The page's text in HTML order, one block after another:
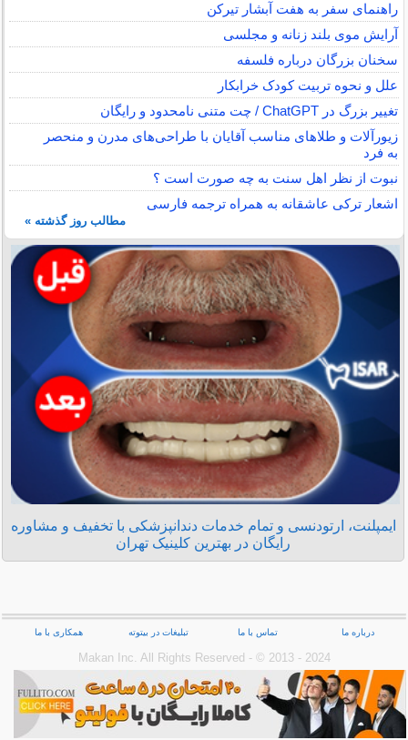
راهنمای سفر به هفت آبشار تیرکن
آرایش موی بلند زنانه و مجلسی
سخنان بزرگان درباره فلسفه
علل و نحوه تربیت کودک خرابکار
تغییر بزرگ در ChatGPT / چت متنی نامحدود و رایگان
زیورآلات و طلاهای مناسب آقایان با طراحی‌های مدرن و منحصر
به فرد
نبوت از نظر اهل سنت به چه صورت است ؟
اشعار ترکی عاشقانه به همراه ترجمه فارسی
مطالب روز گذشته »
ایمپلنت، ارتودنسی و تمام خدمات دندانپزشکی با تخفیف و مشاوره
رایگان در بهترین کلینیک تهران
درباره ما تماس با ما تبلیغات در بیتوته همکاری با ما
Makan Inc.‎ All Rights Reserved - © 2013 - 2024